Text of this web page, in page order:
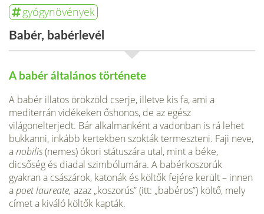
gyógynövények
Babér, babérlevél
A babér általános története
A babér illatos örökzöld cserje, illetve kis fa, ami a
mediterrán vidéke­ken őshonos, de az egész
világonelterjedt. Bár alkalmanként a vadon­ban is rá lehet
bukkanni, inkább kertekben szokták termeszteni. Faji neve,
anobilis(nemes) ókori státuszára utal, mint a béke,
dicsőség és diadal szimbólumára. A babérkoszorúk
gyakran a császárok, katonák és költők fejére került – innen
apoet laureate, azaz „koszorús” (itt: „babé­ros”) költő, mely
címet a kiváló költők kapták.